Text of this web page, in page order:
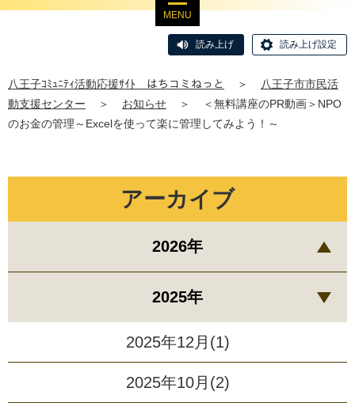
MENU
読み上げ 読み上げ設定
八王子ｺﾐｭﾆﾃｨ活動応援ｻｲﾄ はちコミねっと ＞
八王子市市民活
動支援センター
＞ お知らせ ＞
＜無料講座のPR動画＞NPO
のお金の管理～Excelを使って楽に管理してみよう！～
アーカイブ
2026年
2025年
2025年12月(1)
2025年10月(2)